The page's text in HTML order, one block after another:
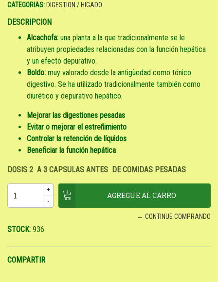
CATEGORIAS: DIGESTION / HIGADO
DESCRIPCION
Alcachofa: una planta a la que tradicionalmente se le
atribuyen propiedades relacionadas con la función hepática
y un efecto depurativo.
Boldo: muy valorado desde la antigüedad como tónico
digestivo. Se ha utilizado tradicionalmente también como
diurético y depurativo hepático.
Mejorar las digestiones pesadas
Evitar o mejorar el estreñimiento
Controlar la retención de líquidos
Beneficiar la función hepática
DOSIS 2 A 3 CAPSULAS ANTES DE COMIDAS PESADAS
+
-
← CONTINUE COMPRANDO
STOCK: 936
COMPARTIR